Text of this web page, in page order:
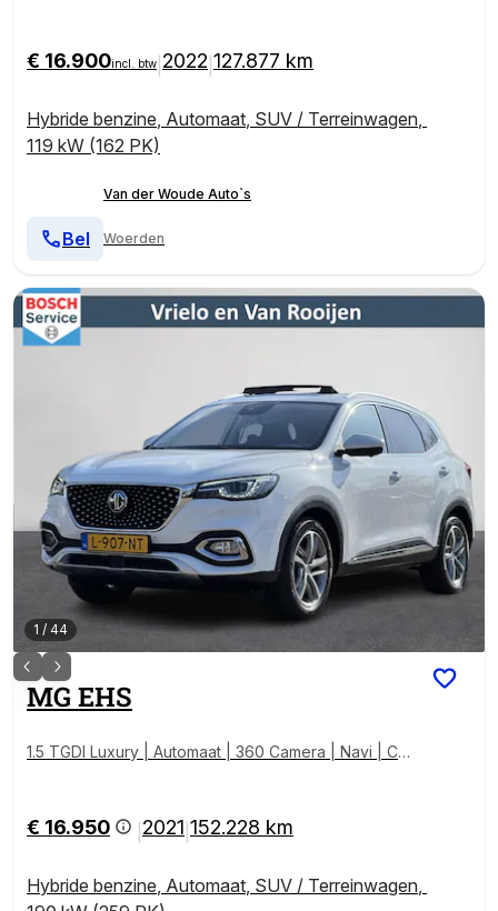
€ 16.900incl. btw 2022 127.877 km
Hybride benzine, Automaat, SUV / Terreinwagen,
119 kW (162 PK)
Van der Woude Auto`s
Woerden
Bel
1 / 44
MG EHS
1.5 TGDI Luxury | Automaat | 360 Camera | Navi | Car
€ 16.950 2021 152.228 km
Hybride benzine, Automaat, SUV / Terreinwagen,